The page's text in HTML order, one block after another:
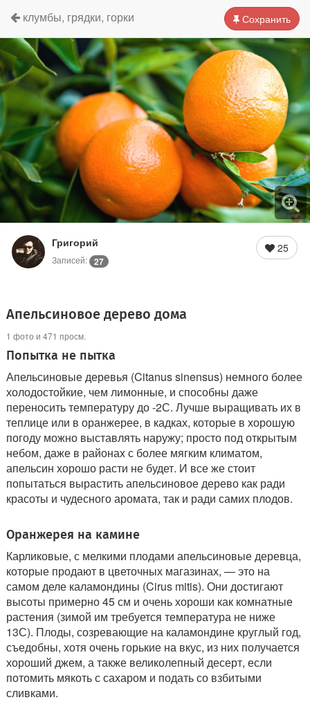
Сохранить
клумбы, грядки, горки
Григорий
Записей: 27
25
Апельсиновое дерево дома
1 фото и 471 просм.
Попытка не пытка
Апельсиновые деревья (Citanus sinensus) немного более
холодостойкие, чем лимонные, и способны даже
переносить температуру до -2С. Лучше выращивать их в
теплице или в оранжерее, в кадках, которые в хорошую
погоду можно выставлять наружу; просто под открытым
небом, даже в районах с более мягким климатом,
апельсин хорошо расти не будет. И все же стоит
попытаться вырастить апельсиновое дерево как ради
красоты и чудесного аромата, так и ради самих плодов.
Оранжерея на камине
Карликовые, с мелкими плодами апельсиновые деревца,
которые продают в цветочных магазинах, — это на
самом деле каламондины (Cirus mitis). Они достигают
высоты примерно 45 см и очень хороши как комнатные
растения (зимой им требуется температура не ниже
13С). Плоды, созревающие на каламондине круглый год,
съедобны, хотя очень горькие на вкус, из них получается
хороший джем, а также великолепный десерт, если
потомить мякоть с сахаром и подать со взбитыми
сливками.